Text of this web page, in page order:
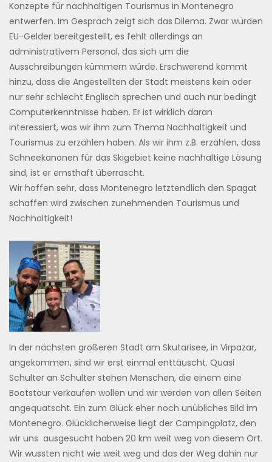
Konzepte für nachhaltigen Tourismus in Montenegro
entwerfen. Im Gespräch zeigt sich das Dilema. Zwar würden
EU-Gelder bereitgestellt, es fehlt allerdings an
administrativem Personal, das sich um die
Ausschreibungen kümmern würde. Erschwerend kommt
hinzu, dass die Angestellten der Stadt meistens kein oder
nur sehr schlecht Englisch sprechen und auch nur bedingt
Computerkenntnisse haben. Er ist wirklich daran
interessiert, was wir ihm zum Thema Nachhaltigkeit und
Tourismus zu erzählen haben. Als wir ihm z.B. erzählen, dass
Schneekanonen für das Skigebiet keine nachhaltige Lösung
sind, ist er ernsthaft überrascht.
Wir hoffen sehr, dass Montenegro letztendlich den Spagat
schaffen wird zwischen zunehmenden Tourismus und
Nachhaltigkeit!
In der nächsten größeren Stadt am Skutarisee, in Virpazar,
angekommen, sind wir erst einmal enttäuscht. Quasi
Schulter an Schulter stehen Menschen, die einem eine
Bootstour verkaufen wollen und wir werden von allen Seiten
angequatscht. Ein zum Glück eher noch unübliches Bild im
Montenegro. Glücklicherweise liegt der Campingplatz, den
wir uns ausgesucht haben 20 km weit weg von diesem Ort.
Wir wussten nicht wie weit weg und das der Weg dahin nur